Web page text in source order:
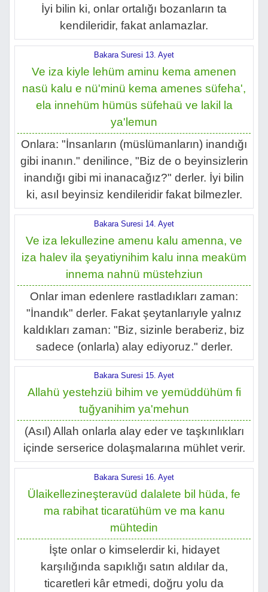
İyi bilin ki, onlar ortalığı bozanların ta
kendileridir, fakat anlamazlar.
Bakara Suresi 13. Ayet
Ve iza kiyle lehüm aminu kema amenen
nasü kalu e nü'minü kema amenes süfeha',
ela innehüm hümüs süfehaü ve lakil la
ya'lemun
Onlara: "İnsanların (müslümanların) inandığı
gibi inanın." denilince, "Biz de o beyinsizlerin
inandığı gibi mi inanacağız?" derler. İyi bilin
ki, asıl beyinsiz kendileridir fakat bilmezler.
Bakara Suresi 14. Ayet
Ve iza lekullezine amenu kalu amenna, ve
iza halev ila şeyatiynihim kalu inna meaküm
innema nahnü müstehziun
Onlar iman edenlere rastladıkları zaman:
"İnandık" derler. Fakat şeytanlarıyle yalnız
kaldıkları zaman: "Biz, sizinle beraberiz, biz
sadece (onlarla) alay ediyoruz." derler.
Bakara Suresi 15. Ayet
Allahü yestehziü bihim ve yemüddühüm fi
tuğyanihim ya'mehun
(Asıl) Allah onlarla alay eder ve taşkınlıkları
içinde serserice dolaşmalarına mühlet verir.
Bakara Suresi 16. Ayet
Ülaikellezineşteravüd dalalete bil hüda, fe
ma rabihat ticaratühüm ve ma kanu
mühtedin
İşte onlar o kimselerdir ki, hidayet
karşılığında sapıklığı satın aldılar da,
ticaretleri kâr etmedi, doğru yolu da